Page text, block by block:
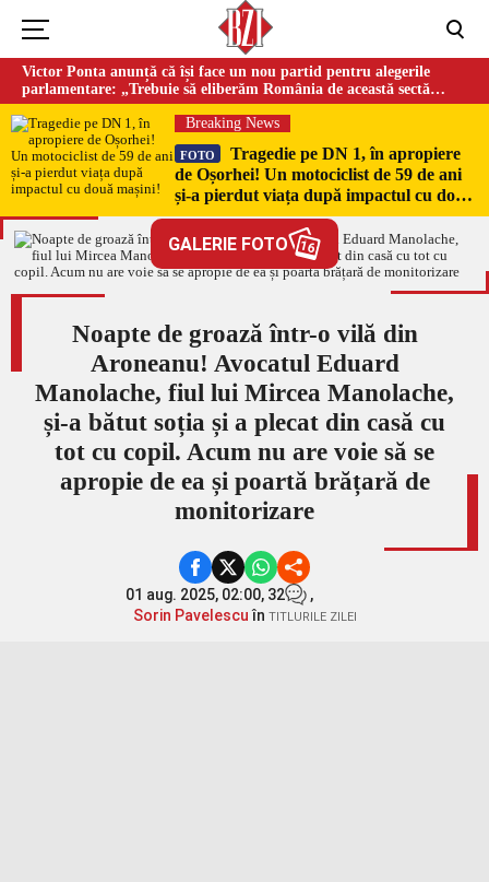
Victor Ponta anunță că își face un nou partid pentru alegerile
parlamentare: „Trebuie să eliberăm România de această sectă
globalistă”
Breaking News
FOTO
Tragedie pe DN 1, în apropiere
de Oșorhei! Un motociclist de 59 de ani
și-a pierdut viața după impactul cu două
mașini!
GALERIE FOTO 16
Noapte de groază într-o vilă din
Aroneanu! Avocatul Eduard
Manolache, fiul lui Mircea Manolache,
și-a bătut soția și a plecat din casă cu
tot cu copil. Acum nu are voie să se
apropie de ea și poartă brățară de
monitorizare
01 aug. 2025, 02:00, 32
,
Sorin Pavelescuîn TITLURILE ZILEI